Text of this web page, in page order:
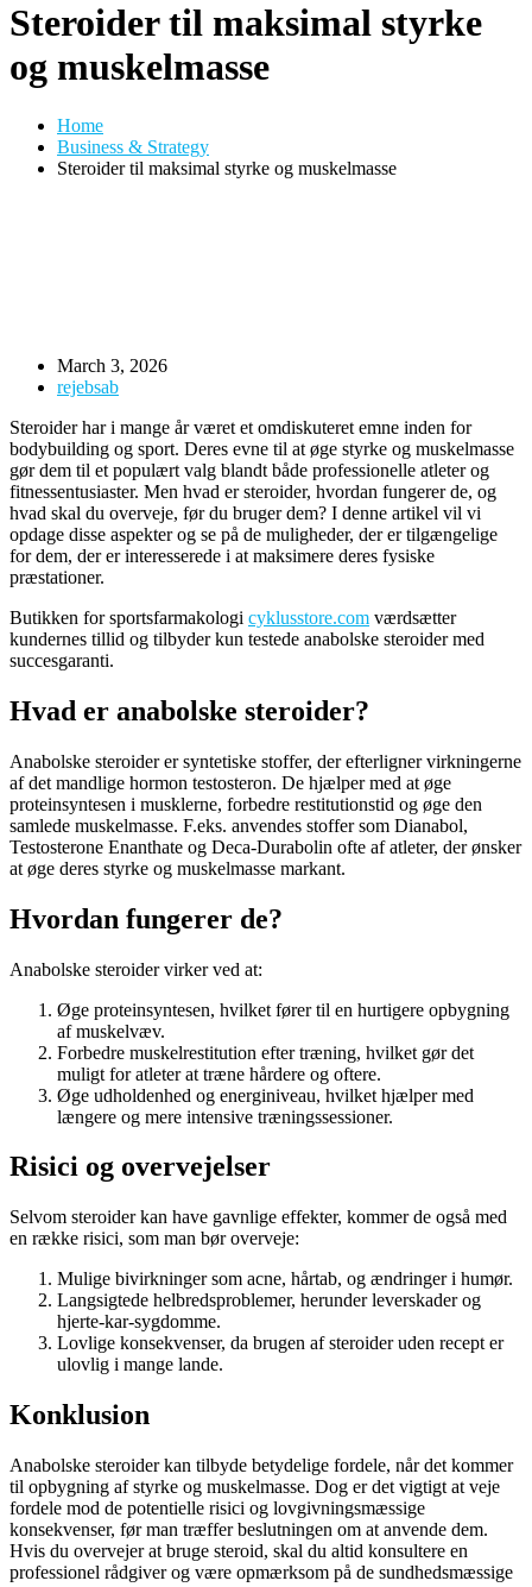
Steroider til maksimal styrke
og muskelmasse
Home
Business & Strategy
Steroider til maksimal styrke og muskelmasse
March 3, 2026
rejebsab
Steroider har i mange år været et omdiskuteret emne inden for
bodybuilding og sport. Deres evne til at øge styrke og muskelmasse
gør dem til et populært valg blandt både professionelle atleter og
fitnessentusiaster. Men hvad er steroider, hvordan fungerer de, og
hvad skal du overveje, før du bruger dem? I denne artikel vil vi
opdage disse aspekter og se på de muligheder, der er tilgængelige
for dem, der er interesserede i at maksimere deres fysiske
præstationer.
Butikken for sportsfarmakologi cyklusstore.com værdsætter
kundernes tillid og tilbyder kun testede anabolske steroider med
succesgaranti.
Hvad er anabolske steroider?
Anabolske steroider er syntetiske stoffer, der efterligner virkningerne
af det mandlige hormon testosteron. De hjælper med at øge
proteinsyntesen i musklerne, forbedre restitutionstid og øge den
samlede muskelmasse. F.eks. anvendes stoffer som Dianabol,
Testosterone Enanthate og Deca-Durabolin ofte af atleter, der ønsker
at øge deres styrke og muskelmasse markant.
Hvordan fungerer de?
Anabolske steroider virker ved at:
Øge proteinsyntesen, hvilket fører til en hurtigere opbygning
af muskelvæv.
Forbedre muskelrestitution efter træning, hvilket gør det
muligt for atleter at træne hårdere og oftere.
Øge udholdenhed og energiniveau, hvilket hjælper med
længere og mere intensive træningssessioner.
Risici og overvejelser
Selvom steroider kan have gavnlige effekter, kommer de også med
en række risici, som man bør overveje:
Mulige bivirkninger som acne, hårtab, og ændringer i humør.
Langsigtede helbredsproblemer, herunder leverskader og
hjerte-kar-sygdomme.
Lovlige konsekvenser, da brugen af steroider uden recept er
ulovlig i mange lande.
Konklusion
Anabolske steroider kan tilbyde betydelige fordele, når det kommer
til opbygning af styrke og muskelmasse. Dog er det vigtigt at veje
fordele mod de potentielle risici og lovgivningsmæssige
konsekvenser, før man træffer beslutningen om at anvende dem.
Hvis du overvejer at bruge steroid, skal du altid konsultere en
professionel rådgiver og være opmærksom på de sundhedsmæssige